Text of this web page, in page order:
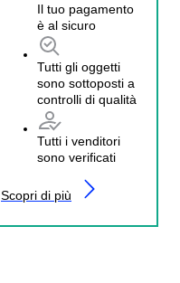
Il tuo pagamento
è al sicuro
Tutti gli oggetti
sono sottoposti a
controlli di qualità
Tutti i venditori
sono verificati
Scopri di più